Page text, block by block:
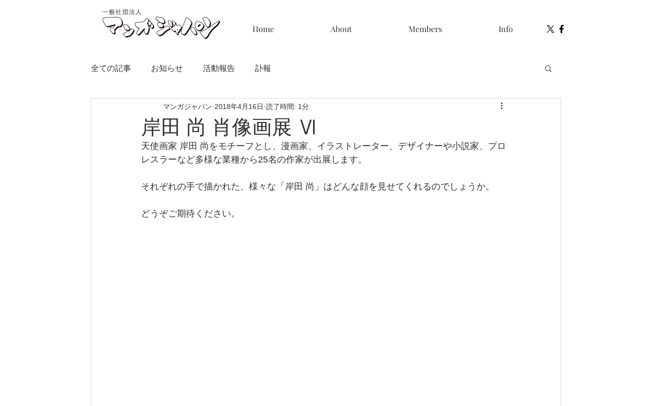
一般社団法人
Home About Members Info
全ての記事 お知らせ 活動報告 訃報
岸田 尚 肖像画展 Ⅵ
マンガジャパン 2018年4月16日 読了時間: 1分
天使画家 岸田 尚をモチーフとし、漫画家、イラストレーター、デザイナーや小説家、プロ
レスラーなど多様な業種から25名の作家が出展します。
それぞれの手で描かれた、様々な「岸田 尚」はどんな顔を見せてくれるのでしょうか。
どうぞご期待ください。